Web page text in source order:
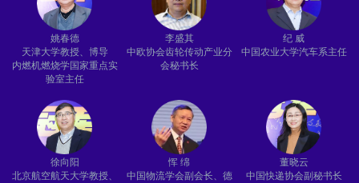
姚春德
天津大学教授、博导
内燃机燃烧学国家重点实
验室主任
李盛其
中欧协会齿轮传动产业分
会秘书长
纪 威
中国农业大学汽车系主任
徐向阳
北京航空航天大学教授、
恽 绵
中国物流学会副会长、德
董晓云
中国快递协会副秘书长